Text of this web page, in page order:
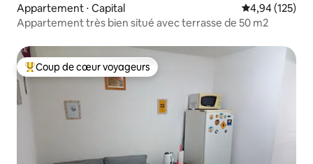
Appartement ⋅ Capital Évaluation
4,94 (125)
Appartement très bien situé avec terrasse de 50 m2
Coups de cœur voyageurs les plus appréciés
Coup de cœur voyageurs